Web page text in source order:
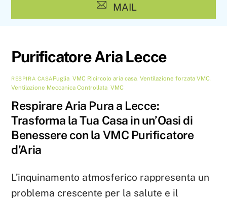
MAIL
Purificatore Aria Lecce
RESPIRA CASAPuglia, VMC Ricircolo aria casa, Ventilazione forzata VMC,
Ventilazione Meccanica Controllata ,VMC
Respirare Aria Pura a Lecce:
Trasforma la Tua Casa in un’Oasi di
Benessere con la VMC Purificatore
d’Aria
L’inquinamento atmosferico rappresenta un
problema crescente per la salute e il